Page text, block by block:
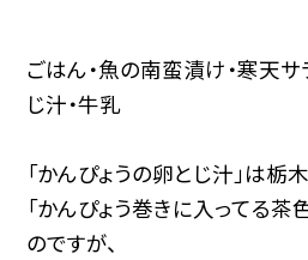
ごはん・魚の南蛮漬け・寒天サ
じ汁・牛乳
「かんぴょうの卵とじ汁」は栃
「かんぴょう巻きに入ってる茶
のですが、